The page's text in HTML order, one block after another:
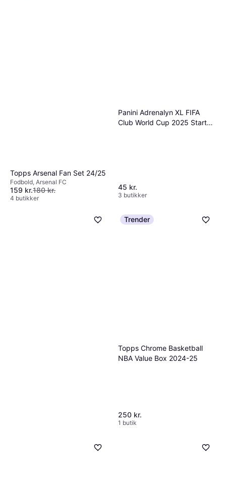
Topps Arsenal Fan Set 24/25
Fodbold, Arsenal FC
159 kr.180 kr.
4 butikker
Panini Adrenalyn XL FIFA
Club World Cup 2025 Starter
45 kr.
3 butikker
Trender
Topps Chrome Basketball
NBA Value Box 2024-25
250 kr.
1 butik